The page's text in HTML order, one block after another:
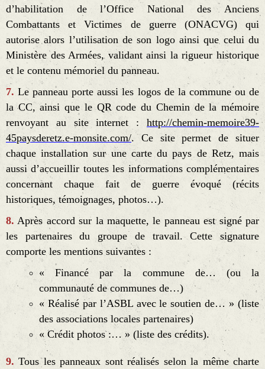
d’habilitation de l’Office National des Anciens
Combattants et Victimes de guerre (ONACVG) qui
autorise alors l’utilisation de son logo ainsi que celui du
Ministère des Armées, validant ainsi la rigueur historique
et le contenu mémoriel du panneau.
7.Le panneau porte aussi les logos de la commune ou de
la CC, ainsi que le QR code du Chemin de la mémoire
renvoyant au site internet : http://chemin-memoire39-
45paysderetz.e-monsite.com/. Ce site permet de situer
chaque installation sur une carte du pays de Retz, mais
aussi d’accueillir toutes les informations complémentaires
concernant chaque fait de guerre évoqué (récits
historiques, témoignages, photos…).
8. Après accord sur la maquette, le panneau est signé par
les partenaires du groupe de travail. Cette signature
comporte les mentions suivantes :
« Financé par la commune de… (ou la
communauté de communes de…)
« Réalisé par l’ASBL avec le soutien de… » (liste
des associations locales partenaires)
« Crédit photos :… » (liste des crédits).
9.Tous les panneaux sont réalisés selon la même charte